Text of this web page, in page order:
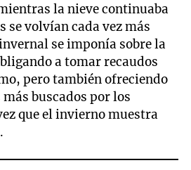
la nieve continuaba
se volvían cada vez más
se imponía sobre la
a tomar recaudos
pero también ofreciendo
buscados por los
que el invierno muestra